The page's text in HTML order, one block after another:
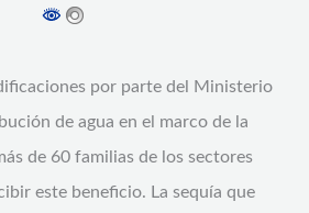
por parte del Ministerio
de agua en el marco de la
de 60 familias de los sectores
este beneficio. La sequía que